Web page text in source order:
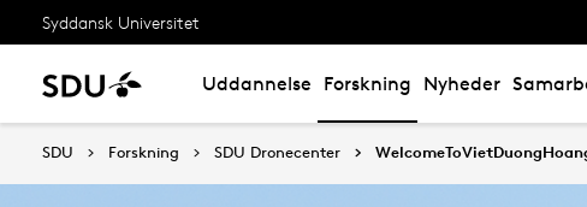
Syddansk Universitet
Uddannelse Forskning Nyheder
SDU Forskning SDU Dronecenter